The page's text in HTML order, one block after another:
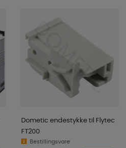
Dometic endestykke til Flytec
FT200
Bestillingsvare